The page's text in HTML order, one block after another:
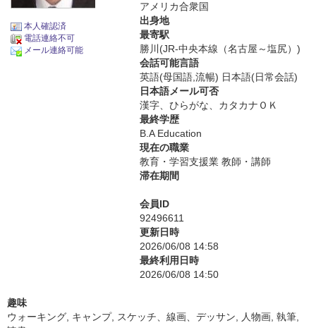
本人確認済
電話連絡不可
メール連絡可能
アメリカ合衆国
出身地
最寄駅
勝川(JR-中央本線（名古屋～塩尻）)
会話可能言語
英語(母国語,流暢) 日本語(日常会話)
日本語メール可否
漢字、ひらがな、カタカナＯＫ
最終学歴
B.A Education
現在の職業
教育・学習支援業 教師・講師
滞在期間
会員ID
92496611
更新日時
2026/06/08 14:58
最終利用日時
2026/06/08 14:50
趣味
ウォーキング, キャンプ, スケッチ、線画、デッサン, 人物画, 執筆,